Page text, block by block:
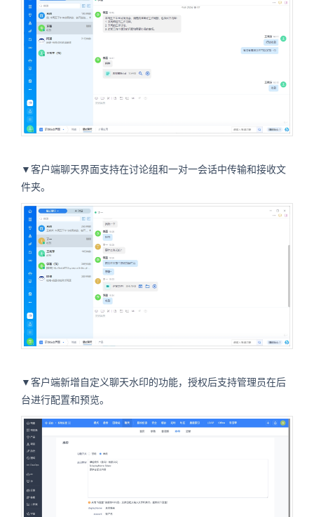
▼客户端聊天界面支持在讨论组和一对一会话中传输和接收文
件夹。
▼客户端新增自定义聊天水印的功能，授权后支持管理员在后
台进行配置和预览。